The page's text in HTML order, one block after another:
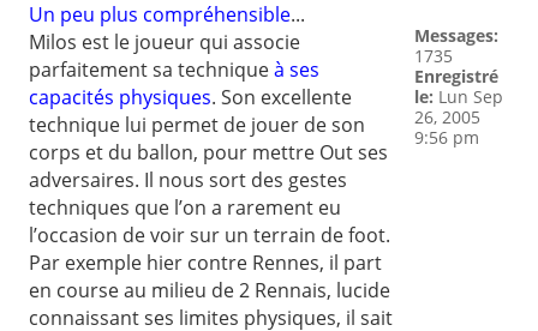
Un peu plus compréhensible...
Milos est le joueur qui associe
parfaitement sa techniqueà ses
capacités physiques. Son excellente
technique lui permet de jouer de son
corps et du ballon, pour mettre Out ses
adversaires. Il nous sort des gestes
techniques que l’on a rarement eu
l’occasion de voir sur un terrain de foot.
Par exemple hier contre Rennes, il part
en course au milieu de 2 Rennais, lucide
connaissant ses limites physiques, il sait
Messages:
1735
Enregistré
le: Lun Sep
26, 2005
9:56 pm